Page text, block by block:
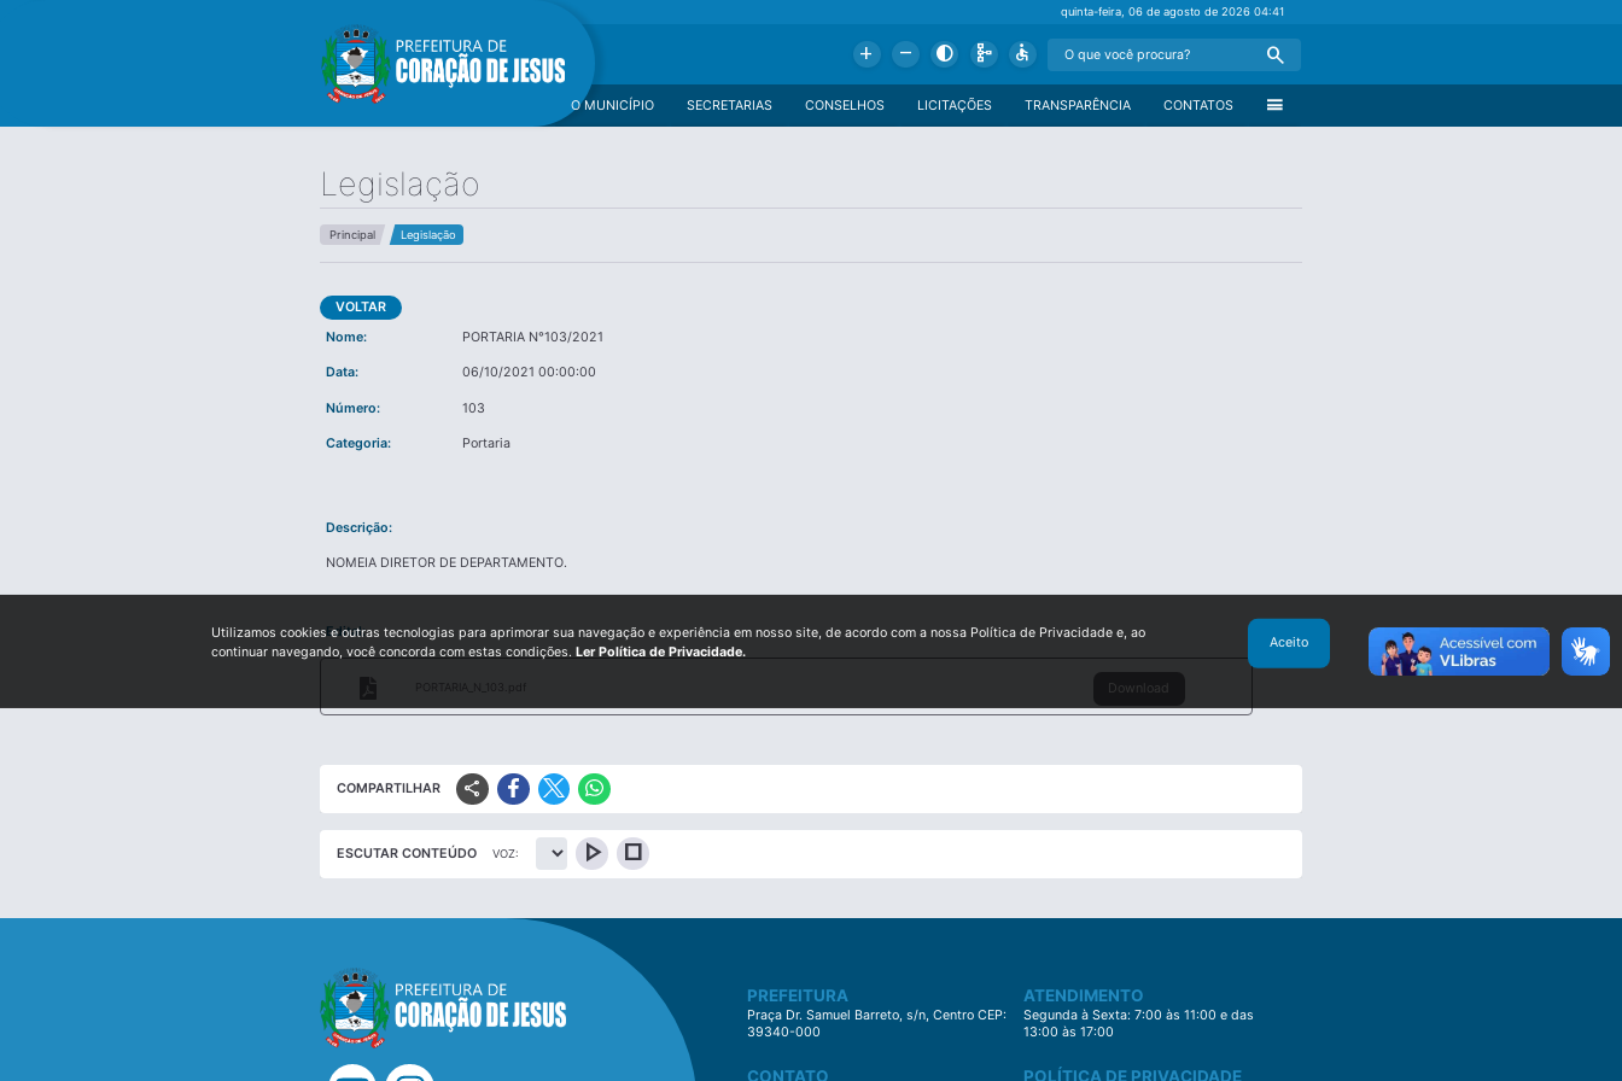
quinta-feira, 06 de agosto de 202604:41
Add Remove Contrast Schema Accessible Search
menu
CONTATOS
TRANSPARÊNCIA
LICITAÇÕES
CONSELHOS
SECRETARIAS
O MUNICÍPIO
Legislação
Principal Legislação
VOLTAR
Nome:
PORTARIA N°103/2021
Data: 06/10/2021 00:00:00
Número: 103
Categoria: Portaria
Descrição:
NOMEIA DIRETOR DE DEPARTAMENTO.
Edital:
PORTARIA_N_103.pdf Download
COMPARTILHAR share
ESCUTAR CONTEÚDO VOZ: play_arrow stop
PREFEITURA
Praça Dr. Samuel Barreto, s/n, Centro CEP:
39340-000
ATENDIMENTO
Segunda à Sexta: 7:00 às 11:00 e das
13:00 às 17:00
CONTATO POLÍTICA DE PRIVACIDADE
Utilizamos cookies e outras tecnologias para aprimorar sua navegação e experiência em nosso site, de acordo com a nossa Política de Privacidade e, ao
continuar navegando, você concorda com estas condições. Ler Política de Privacidade.
Aceito